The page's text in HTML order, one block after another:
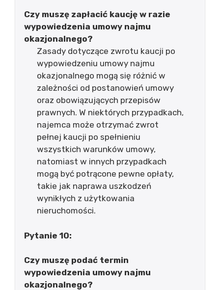
Czy muszę zapłacić kaucję w razie
wypowiedzenia umowy najmu
okazjonalnego?
Zasady dotyczące zwrotu kaucji po
wypowiedzeniu umowy najmu
okazjonalnego mogą się różnić w
zależności od postanowień umowy
oraz obowiązujących przepisów
prawnych. W niektórych przypadkach,
najemca może otrzymać zwrot
pełnej kaucji po spełnieniu
wszystkich warunków umowy,
natomiast w innych przypadkach
mogą być potrącone pewne opłaty,
takie jak naprawa uszkodzeń
wynikłych z użytkowania
nieruchomości.
Pytanie 10:
Czy muszę podać termin
wypowiedzenia umowy najmu
okazjonalnego?